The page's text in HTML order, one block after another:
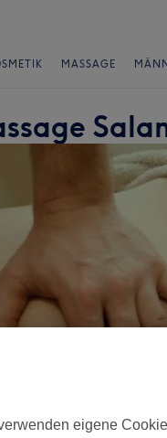
MASSAGE
eigene